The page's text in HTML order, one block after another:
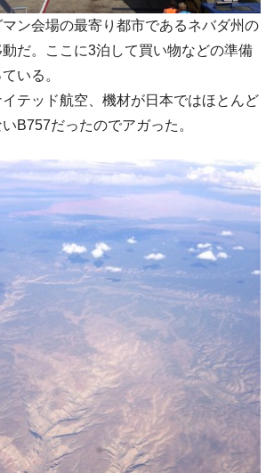
ン会場の最寄り都市であるネバダ州の
だ。ここに3泊して買い物などの準備
いる。
テッド航空、機材が日本ではほとんど
B757だったのでアガった。